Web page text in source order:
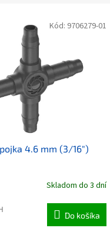
4.6 mm (3/16")
Skladom do 3 dní
Do košíka
Kód: 9706279-01